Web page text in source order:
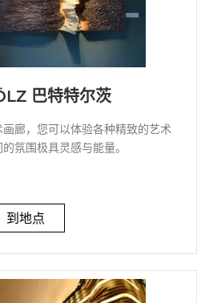
巴特特尔茨
廊，您可以体验各种精致的艺术
氛围极具灵感与能量。
到地点